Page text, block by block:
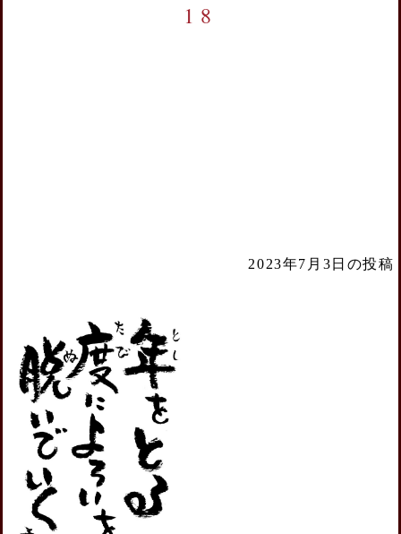
18
2023年7月3日の投稿